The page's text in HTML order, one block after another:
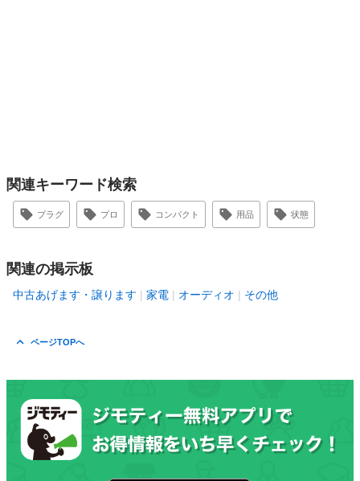
関連キーワード検索
プラグ プロ コンパクト 用品 状態
関連の掲示板
中古あげます・譲ります 家電 オーディオ その他
ページTOPへ